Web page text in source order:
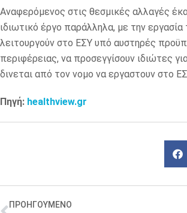
Αναφερόμενος στις θεσμικές αλλαγές
ιδιωτικό έργο παράλληλα, με την
λειτουργούν στο ΕΣΥ υπό αυστηρές
περιφέρειας, να προσεγγίσουν ιδιώτες
δινεται από τον νομο να εργαστουν στο
Πηγή: healthview.gr
ΠΡΟΗΓΟΥΜΕΝΟ